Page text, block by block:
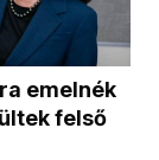
emelnék
felső